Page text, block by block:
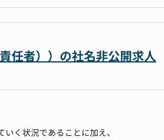
験を積むことができます。
ける環境です。
。
任者））の社名非公開求人
く状況であることに加え、